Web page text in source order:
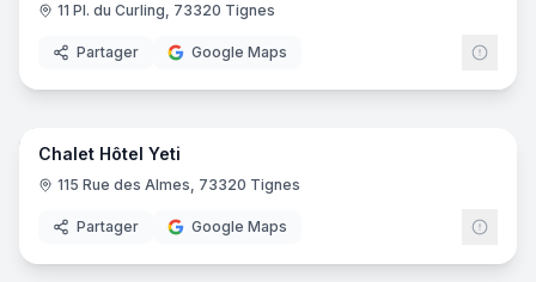
11 Pl. du Curling, 73320 Tignes
Partager Google Maps
44
Chalet Hôtel Yeti
115 Rue des Almes, 73320 Tignes
Partager Google Maps